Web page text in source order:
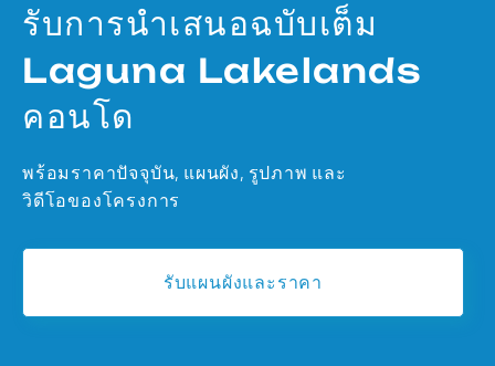
รับการนำเสนอฉบับเต็ม
Laguna Lakelands
คอนโด
พร้อมราคาปัจจุบัน, แผนผัง, รูปภาพ และ
วิดีโอของโครงการ
รับแผนผังและราคา